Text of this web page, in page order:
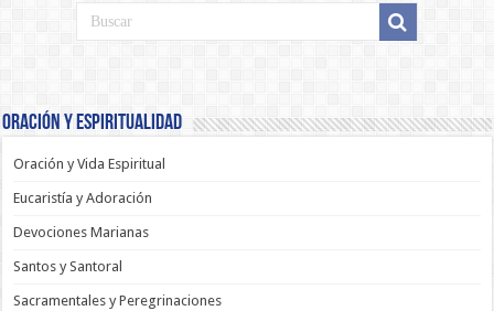
Oración y Espiritualidad
Oración y Vida Espiritual
Eucaristía y Adoración
Devociones Marianas
Santos y Santoral
Sacramentales y Peregrinaciones